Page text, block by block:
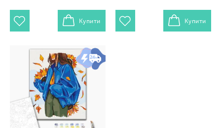
Купити Купити